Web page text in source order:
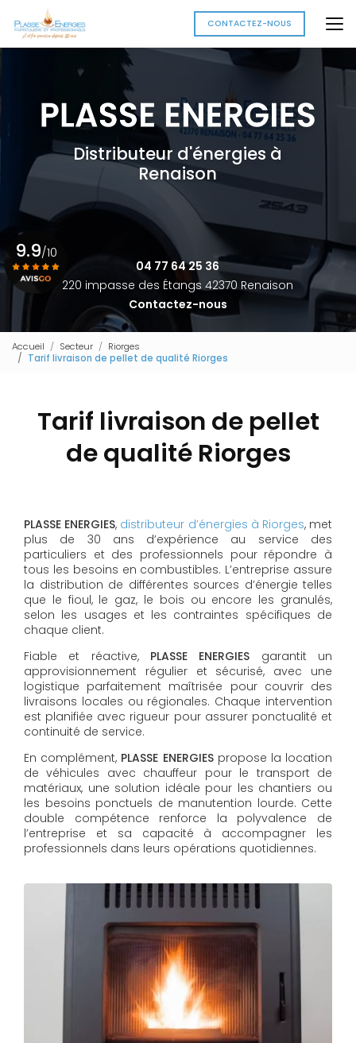
au
contenu
principal
CONTACTEZ-NOUS
Distributeur d'énergies à
Renaison
04 77 64 25 36
220 impasse des Étangs 42370 Renaison
Contactez-nous
9.9/10
Accueil Secteur
Riorges
Tarif livraison de pellet de qualité Riorges
Tarif livraison de pellet
de qualité Riorges
PLASSE ENERGIES, distributeur d’énergies à Riorges, met
plus de 30 ans d’expérience au service des
particuliers et des professionnels pour répondre à
tous les besoins en combustibles. L’entreprise assure
la distribution de différentes sources d’énergie telles
que le fioul, le gaz, le bois ou encore les granulés,
selon les usages et les contraintes spécifiques de
chaque client.
Fiable et réactive, PLASSE ENERGIES garantit un
approvisionnement régulier et sécurisé, avec une
logistique parfaitement maîtrisée pour couvrir des
livraisons locales ou régionales. Chaque intervention
est planifiée avec rigueur pour assurer ponctualité et
continuité de service.
En complément, PLASSE ENERGIESpropose la location
de véhicules avec chauffeur pour le transport de
matériaux, une solution idéale pour les chantiers ou
les besoins ponctuels de manutention lourde. Cette
double compétence renforce la polyvalence de
l’entreprise et sa capacité à accompagner les
professionnels dans leurs opérations quotidiennes.